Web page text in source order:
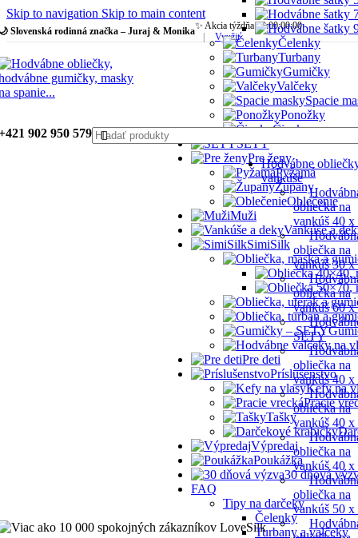
Skip to navigation Skip to main content
Slovenská rodinná značka – Juraj & Monika✨ Akcia týždňa:00:00:00:00
Využiť
Čelenky
Turbany
Gumičky
Valčeky
Spacie
Ponožky
Čiapky
SETY
Pre ženy
Pyžamá
Župany
Oblečenie
Muži
Vankúše a
SimiSilk
Pre deti
Príslušenstvo
Kefy na
Pracie
Tašky
Výpredaj
Poukážka
30 dňová
FAQ
Tipy na darčeky
Čelenky
Turbany a valčeky
902 950 579
Hodvábne
vankúše
obliečka na
vankúš 40 x
obliečka na
vankúš 30 x
obliečka na
vankúš 60 x
SETY
obliečka na
vankúš 40 x
obliečka na
vankúš 40 x
obliečka na
vankúš 40 x
obliečka na
vankúš 50 x